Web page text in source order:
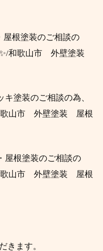
根塗装のご相談の
和歌山市 外壁塗装
塗装のご相談の為、
歌山市 外壁塗装 屋根
根塗装のご相談の
歌山市 外壁塗装 屋根
きます。